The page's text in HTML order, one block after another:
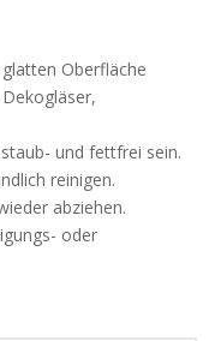
Oberfläche
und fettfrei sein.
reinigen.
abziehen.
oder